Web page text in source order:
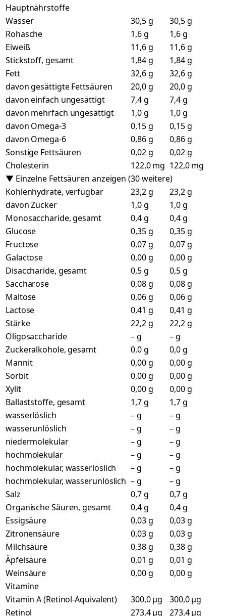
Hauptnährstoffe
Wasser
30,5 g
30,5 g
Rohasche
1,6 g
1,6 g
Eiweiß
11,6 g
11,6 g
Stickstoff, gesamt
1,84 g
1,84 g
Fett
32,6 g
32,6 g
davon gesättigte Fettsäuren
20,0 g
20,0 g
davon einfach ungesättigt
7,4 g
7,4 g
davon mehrfach ungesättigt
1,0 g
1,0 g
davon Omega-3
0,15 g
0,15 g
davon Omega-6
0,86 g
0,86 g
Sonstige Fettsäuren
0,02 g
0,02 g
Cholesterin
122,0 mg 122,0 mg
▼ Einzelne Fettsäuren anzeigen (30 weitere)
Kohlenhydrate, verfügbar
23,2 g
23,2 g
davon Zucker
1,0 g
1,0 g
Monosaccharide, gesamt
0,4 g
0,4 g
Glucose
0,35 g
0,35 g
Fructose
0,07 g
0,07 g
Galactose
0,00 g
0,00 g
Disaccharide, gesamt
0,5 g
0,5 g
Saccharose
0,08 g
0,08 g
Maltose
0,06 g
0,06 g
Lactose
0,41 g
0,41 g
Stärke
22,2 g
22,2 g
Oligosaccharide
– g
– g
Zuckeralkohole, gesamt
0,0 g
0,0 g
Mannit
0,00 g
0,00 g
Sorbit
0,00 g
0,00 g
Xylit
0,00 g
0,00 g
Ballaststoffe, gesamt
1,7 g
1,7 g
wasserlöslich
– g
– g
wasserunlöslich
– g
– g
niedermolekular
– g
– g
hochmolekular
– g
– g
hochmolekular, wasserlöslich
– g
– g
hochmolekular, wasserunlöslich – g
– g
Salz
0,7 g
0,7 g
Organische Säuren, gesamt
0,4 g
0,4 g
Essigsäure
0,03 g
0,03 g
Zitronensäure
0,03 g
0,03 g
Milchsäure
0,38 g
0,38 g
Äpfelsäure
0,01 g
0,01 g
Weinsäure
0,00 g
0,00 g
Vitamine
Vitamin A (Retinol-Äquivalent)
300,0 µg
300,0 µg
Retinol
273,4 µg
273,4 µg